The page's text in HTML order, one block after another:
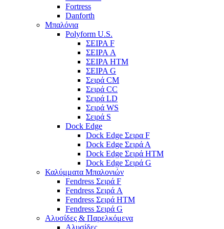
Fortress
Danforth
Μπαλόνια
Polyform U.S.
ΣΕΙΡΑ F
ΣΕΙΡΑ A
ΣΕΙΡΑ HTM
ΣΕΙΡΑ G
Σειρά CM
Σειρά CC
Σειρά LD
Σειρά WS
Σειρά S
Dock Edge
Dock Edge Σειρα F
Dock Edge Σειρά Α
Dock Edge Σειρά HTM
Dock Edge Σειρά G
Καλύμματα Μπαλονιών
Fendress Σειρά F
Fendress Σειρά A
Fendress Σειρά HTM
Fendress Σειρά G
Αλυσίδες & Παρελκόμενα
Αλυσίδες